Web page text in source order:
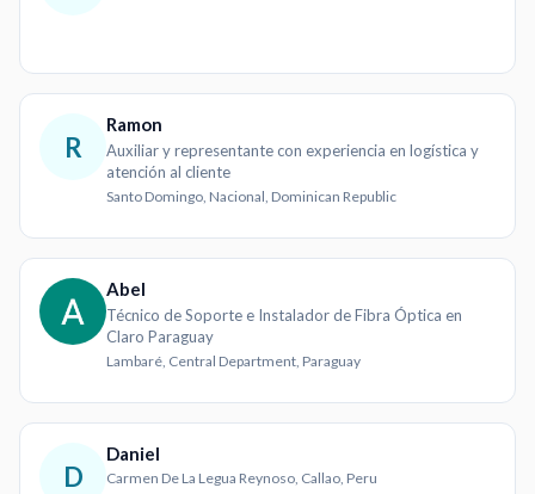
R
Ramon
Auxiliar y representante con experiencia en logística y
atención al cliente
Santo Domingo, Nacional, Dominican Republic
Abel
Técnico de Soporte e Instalador de Fibra Óptica en
Claro Paraguay
Lambaré, Central Department, Paraguay
D
Daniel
Carmen De La Legua Reynoso, Callao, Peru